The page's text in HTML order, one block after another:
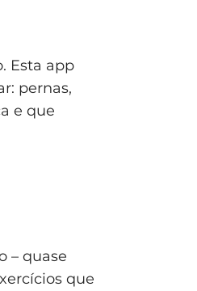
Esta app
pernas,
e que
– quase
que